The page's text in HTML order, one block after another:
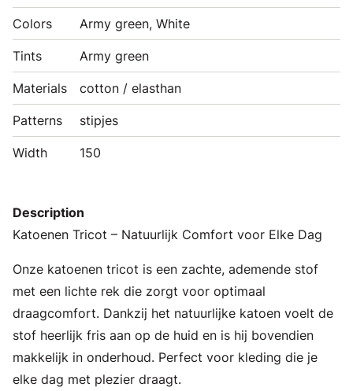
Colors Army green, White
Tints Army green
Materials cotton / elasthan
Patterns stipjes
Width 150
Description
Katoenen Tricot – Natuurlijk Comfort voor Elke Dag
Onze katoenen tricot is een zachte, ademende stof
met een lichte rek die zorgt voor optimaal
draagcomfort. Dankzij het natuurlijke katoen voelt de
stof heerlijk fris aan op de huid en is hij bovendien
makkelijk in onderhoud. Perfect voor kleding die je
elke dag met plezier draagt.